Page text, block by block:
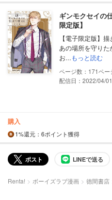
ギンモクセイの
限定版】
【電子限定版】
あの場所を守り
お...もっと読む
171
配信日：2022/04/01
購入
1%還元 ：6ポイント獲得
ポスト LINEで送る
Renta! ボーイズラブ漫画 徳間書店